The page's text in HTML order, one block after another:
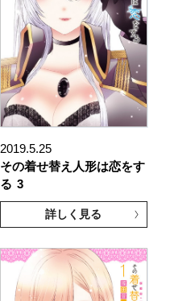
2019.5.25
その着せ替え人形は恋をす
る 3
詳しく見る